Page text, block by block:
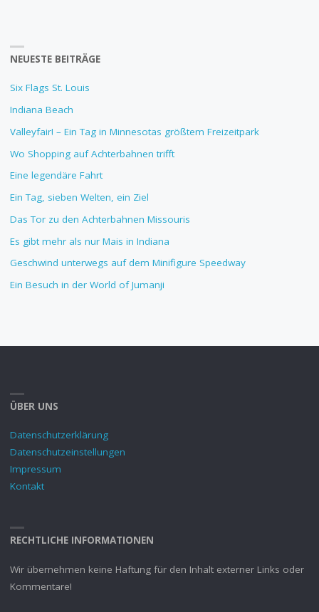
NEUESTE BEITRÄGE
Six Flags St. Louis
Indiana Beach
Valleyfair! – Ein Tag in Minnesotas größtem Freizeitpark
Wo Shopping auf Achterbahnen trifft
Eine legendäre Fahrt
Ein Tag, sieben Welten, ein Ziel
Das Tor zu den Achterbahnen Missouris
Es gibt mehr als nur Mais in Indiana
Geschwind unterwegs auf dem Minifigure Speedway
Ein Besuch in der World of Jumanji
ÜBER UNS
Datenschutzerklärung
Datenschutzeinstellungen
Impressum
Kontakt
RECHTLICHE INFORMATIONEN
Wir übernehmen keine Haftung für den Inhalt externer Links oder
Kommentare!